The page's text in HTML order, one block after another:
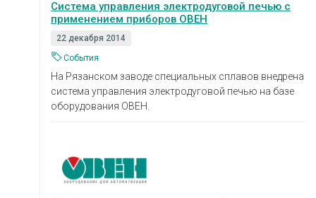
Система управления электродуговой печью с
применением приборов ОВЕН
22 декабря 2014
События
На Рязанском заводе специальных сплавов внедрена
система управления электродуговой печью на базе
оборудования ОВЕН.